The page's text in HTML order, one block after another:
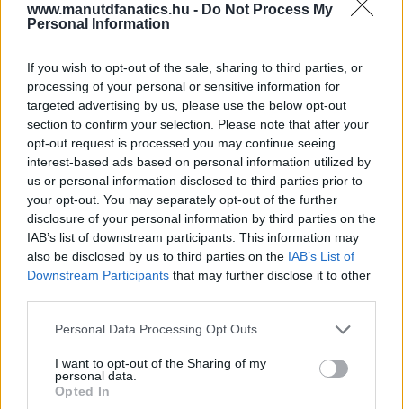
www.manutdfanatics.hu - Do Not Process My
Personal Information
If you wish to opt-out of the sale, sharing to third parties, or
processing of your personal or sensitive information for
targeted advertising by us, please use the below opt-out
section to confirm your selection. Please note that after your
opt-out request is processed you may continue seeing
interest-based ads based on personal information utilized by
us or personal information disclosed to third parties prior to
your opt-out. You may separately opt-out of the further
disclosure of your personal information by third parties on the
IAB’s list of downstream participants. This information may
also be disclosed by us to third parties on the IAB’s List of
Downstream Participants that may further disclose it to other
Please note that this website/app uses one or more Google
not limited to your visit or usage behaviour. You may click to
grant or deny consent to Google and its third-party tags to
use your data for below specified purposes in below Google
Personal Data Processing Opt Outs
I want to opt-out of the Sharing of my
personal data.
Opted In